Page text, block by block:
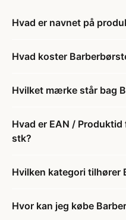
Hvad er navnet på
Hvad koster
Hvilket mærke står bag
Hvad er EAN /
stk?
Hvilken kategori tilhører
Hvor kan jeg købe